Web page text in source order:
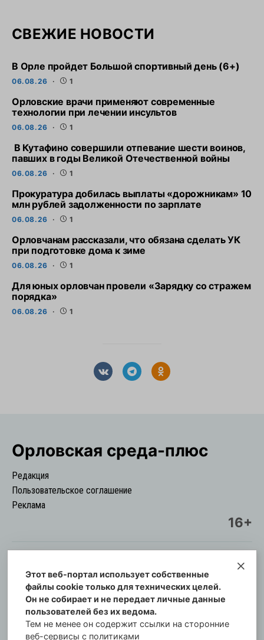
СВЕЖИЕ НОВОСТИ
В Орле пройдет Большой спортивный день (6+)
06.08.26 1
Орловские врачи применяют современные
технологии при лечении инсультов
06.08.26 1
В Кутафино совершили отпевание шести воинов,
павших в годы Великой Отечественной войны
06.08.26 1
Прокуратура добилась выплаты «дорожникам» 10
млн рублей задолженности по зарплате
06.08.26 1
Орловчанам рассказали, что обязана сделать УК
при подготовке дома к зиме
06.08.26 1
Для юных орловчан провели «Зарядку со стражем
порядка»
06.08.26 1
Орловская cреда-плюс
Редакция
Пользовательское соглашение
Реклама
16+
© Информационный городской портал
Орловская cреда-плюс, 2021-2026
Свидетельство о регистрации СМИ: ПИ №57-
00254 от 29 октября 2013 г.
Газета зарегистрирована Управлением
Этот веб-портал использует собственные
файлы cookie только для технических целей.
Он не собирает и не передает личные данные
пользователей без их ведома.
Тем не менее он содержит ссылки на сторонние
веб-сервисы с политиками